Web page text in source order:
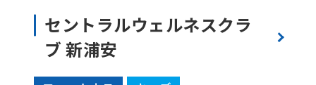
セントラルウェルネスクラ
ブ 新浦安
it